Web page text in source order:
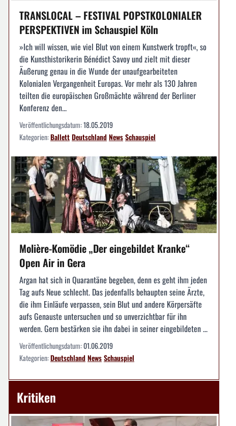
TRANSLOCAL – FESTIVAL POPSTKOLONIALER
PERSPEKTIVEN im Schauspiel Köln
»Ich will wissen, wie viel Blut von einem Kunstwerk tropft«, so
die Kunsthistorikerin Bénédict Savoy und zielt mit dieser
Äußerung genau in die Wunde der unaufgearbeiteten
Kolonialen Vergangenheit Europas. Vor mehr als 130 Jahren
teilten die europäischen Großmächte während der Berliner
Konferenz den...
Veröffentlichungsdatum:18.05.2019
Kategorien:BallettDeutschlandNewsSchauspiel
Molière-Komödie „Der eingebildet Kranke“
Open Air in Gera
Argan hat sich in Quarantäne begeben, denn es geht ihm jeden
Tag aufs Neue schlecht. Das jedenfalls behaupten seine Ärzte,
die ihm Einläufe verpassen, sein Blut und andere Körpersäfte
aufs Genauste untersuchen und so unverzichtbar für ihn
werden. Gern bestärken sie ihn dabei in seiner eingebildeten ...
Veröffentlichungsdatum:01.06.2019
Kategorien:DeutschlandNewsSchauspiel
Kritiken